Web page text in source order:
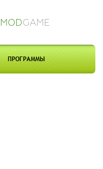
MODGAME
ПРОГРАММЫ